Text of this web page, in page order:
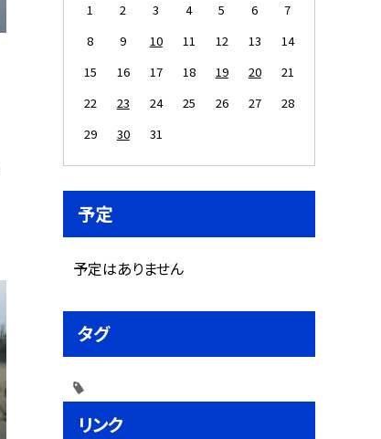
1 2 3 4 5 6
7
8
9 10 11 12 13
14
15
16 17 18 19 20
21
22
23 24 25 26 27
28
29
30 31
予定
予定はありません
タグ
リンク